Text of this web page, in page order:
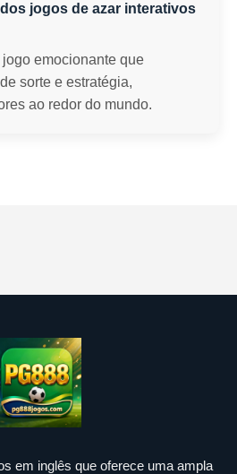
jogos de azar interativos
emocionante que
sorte e estratégia,
ao redor do mundo.
em inglês que oferece uma ampla